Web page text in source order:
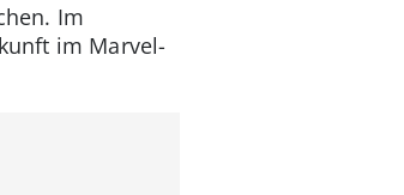
Im
im Marvel-